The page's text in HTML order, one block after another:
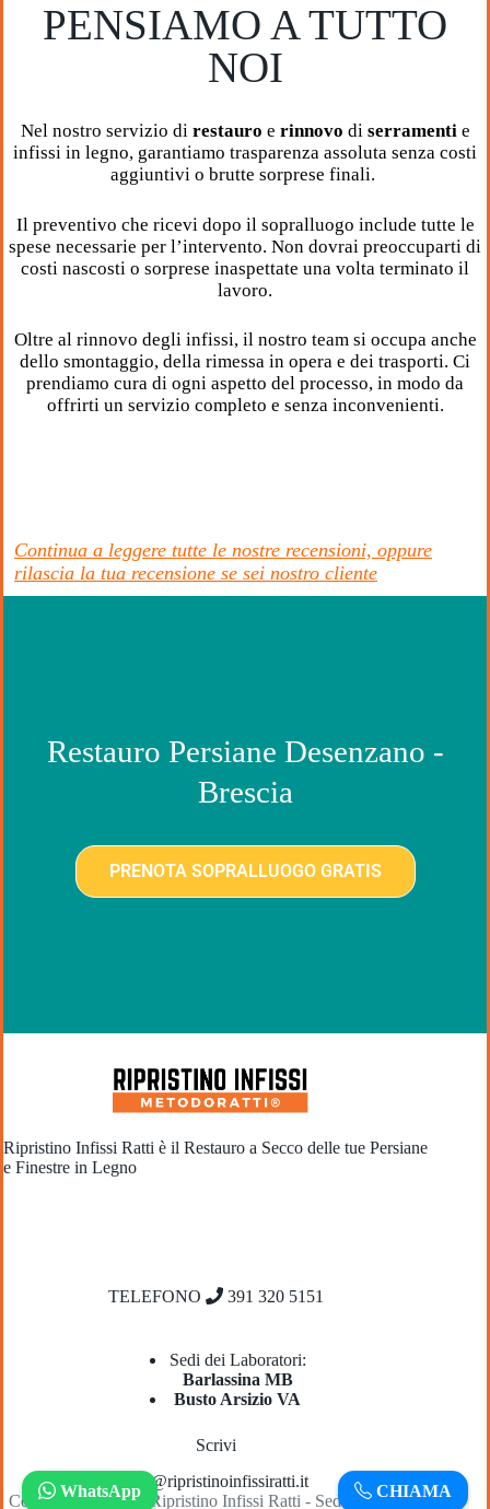
PENSIAMO A TUTTO
NOI
Nel nostro servizio di restauro e rinnovo di serramentie
infissi in legno, garantiamo trasparenza assoluta senza costi
aggiuntivi o brutte sorprese finali.
Il preventivo che ricevi dopo il sopralluogo include tutte le
spese necessarie per l’intervento. Non dovrai preoccuparti di
costi nascosti o sorprese inaspettate una volta terminato il
lavoro.
Oltre al rinnovo degli infissi, il nostro team si occupa anche
dello smontaggio, della rimessa in opera e dei trasporti. Ci
prendiamo cura di ogni aspetto del processo, in modo da
offrirti un servizio completo e senza inconvenienti.
Continua a leggere tutte le nostre recensioni, oppure
rilascia la tua recensione se sei nostro cliente
Restauro Persiane Desenzano -
Brescia
PRENOTA SOPRALLUOGO GRATIS
Ripristino Infissi Ratti è il Restauro a Secco delle tue Persiane
e Finestre in Legno
TELEFONO 391 320 5151
Sedi dei Laboratori:
​Barlassina MB
Busto Arsizio VA
Scrivi
info@ripristinoinfissiratti.it
Copyright © 2026 - Ripristino Infissi Ratti - Sede legale: via
CHIAMA
WhatsApp